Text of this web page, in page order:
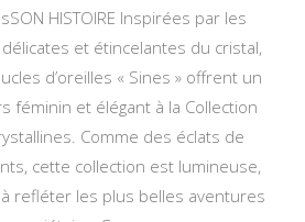
HISTOIRE Inspirées par les
délicates et étincelantes du cristal,
d’oreilles « Sines » offrent un
féminin et élégant à la Collection
Comme des éclats de
cette collection est lumineuse,
refléter les plus belles aventures